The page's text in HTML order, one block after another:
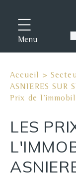
Menu
Accueil >
ASNIERES SUR
Prix de
LES